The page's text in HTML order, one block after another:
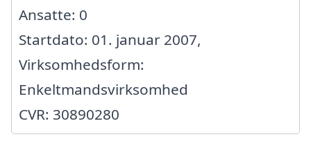
Ansatte: 0
Startdato: 01. januar 2007,
Virksomhedsform:
Enkeltmandsvirksomhed
CVR: 30890280